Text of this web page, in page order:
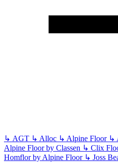
↳ AGT ↳ Alloc ↳ Alpine Floor ↳
Alpine Floor by Classen ↳ Clix
Homflor by Alpine Floor ↳ Joss